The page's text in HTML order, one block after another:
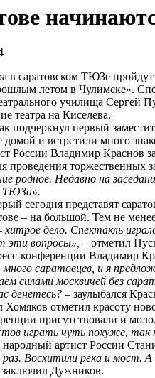
в саратовском ТЮЗе
летом в Чулимске».
училища Сергей
театра на Киселева.
подчеркнул первый
домой и встретили много
России Владимир Краснов
проведения
родное. Недавно на
ТЮЗа».
сегодня представят
– на большой. Тем не
хитрое дело. Спектакль
эти вопросы», – отметил
конференции Владимир
много саратовцев, и я
силами москвичей без
денетесь? – заулыбался
отметил красоту
присутствовали и
играть чуть похуже, так
артист России
раз. Восхитили река и мост.
заключил Дужников.